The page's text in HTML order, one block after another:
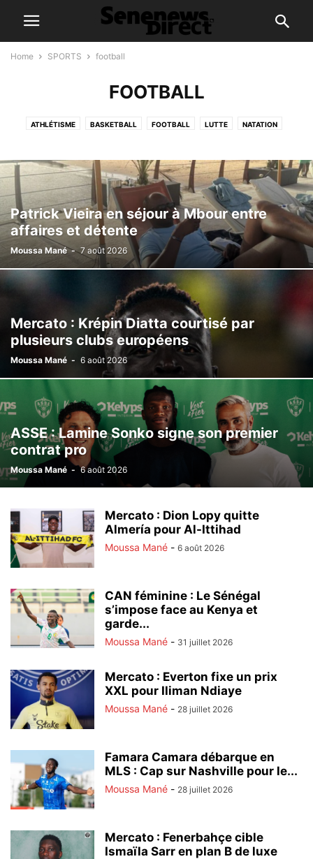
Home SPORTS football
FOOTBALL
ATHLÉTISME BASKETBALL FOOTBALL LUTTE NATATION
Patrick Vieira en séjour à Mbour entre
affaires et détente
Moussa Mané - 7 août 2026
Mercato : Krépin Diatta courtisé par
plusieurs clubs européens
Moussa Mané - 6 août 2026
ASSE : Lamine Sonko signe son premier
contrat pro
Moussa Mané - 6 août 2026
Mercato : Dion Lopy quitte
Almería pour Al-Ittihad
Moussa Mané - 6 août 2026
CAN féminine : Le Sénégal
s’impose face au Kenya et
garde...
Moussa Mané - 31 juillet 2026
Mercato : Everton fixe un prix
XXL pour Iliman Ndiaye
Moussa Mané - 28 juillet 2026
Famara Camara débarque en
MLS : Cap sur Nashville pour le...
Moussa Mané - 28 juillet 2026
Mercato : Fenerbahçe cible
Ismaïla Sarr en plan B de luxe